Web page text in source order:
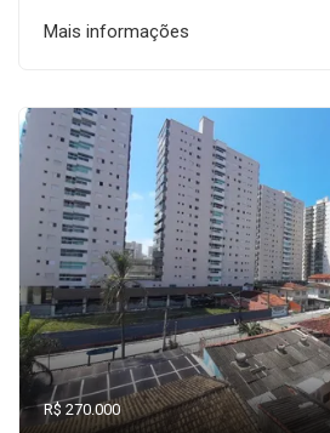
Mais informações
R$ 270.000